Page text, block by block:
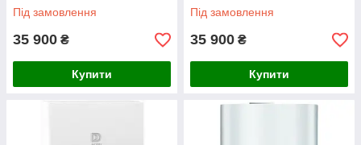
Під замовлення
35 900 ₴
Купити
Під замовлення
35 900 ₴
Купити